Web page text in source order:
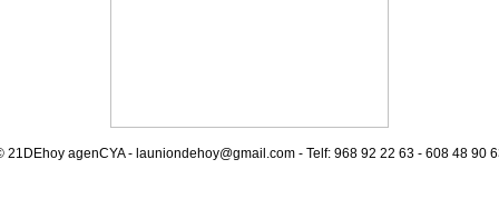
21DEhoy agenCYA - launiondehoy@gmail.com - Telf: 968 92 22 63 - 608 48 90